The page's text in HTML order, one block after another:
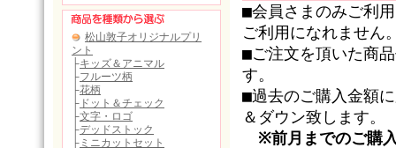
■会員さまのみご利
ご利用になれません
■ご注文を頂いた商
す。
■過去のご購入金額
＆ダウン致します。
※前月までのご購